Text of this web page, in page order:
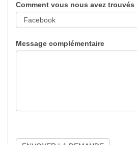
Comment vous nous avez trouvés
Message complémentaire